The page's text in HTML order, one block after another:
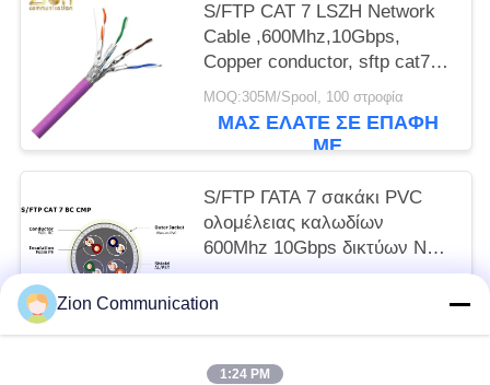
S/FTP CAT 7 LSZH Network
Cable ,600Mhz,10Gbps,
Copper conductor, sftp cat7
ethernet cable, cat7 lan cable
NO 7112406
MOQ:305M/Spool, 100 στροφία
ΜΑΣ ΕΛΆΤΕ ΣΕ ΕΠΑΦΉ
ΜΕ
S/FTP ΓΑΤΑ 7 σακάκι PVC
ολομέλειας καλωδίων
600Mhz 10Gbps δικτύων ΝΟ
7112405
ΜΑΣ ΕΛΆΤΕ ΣΕ ΕΠΑΦΉ
ΜΕ
Zion Communication
1:24 PM